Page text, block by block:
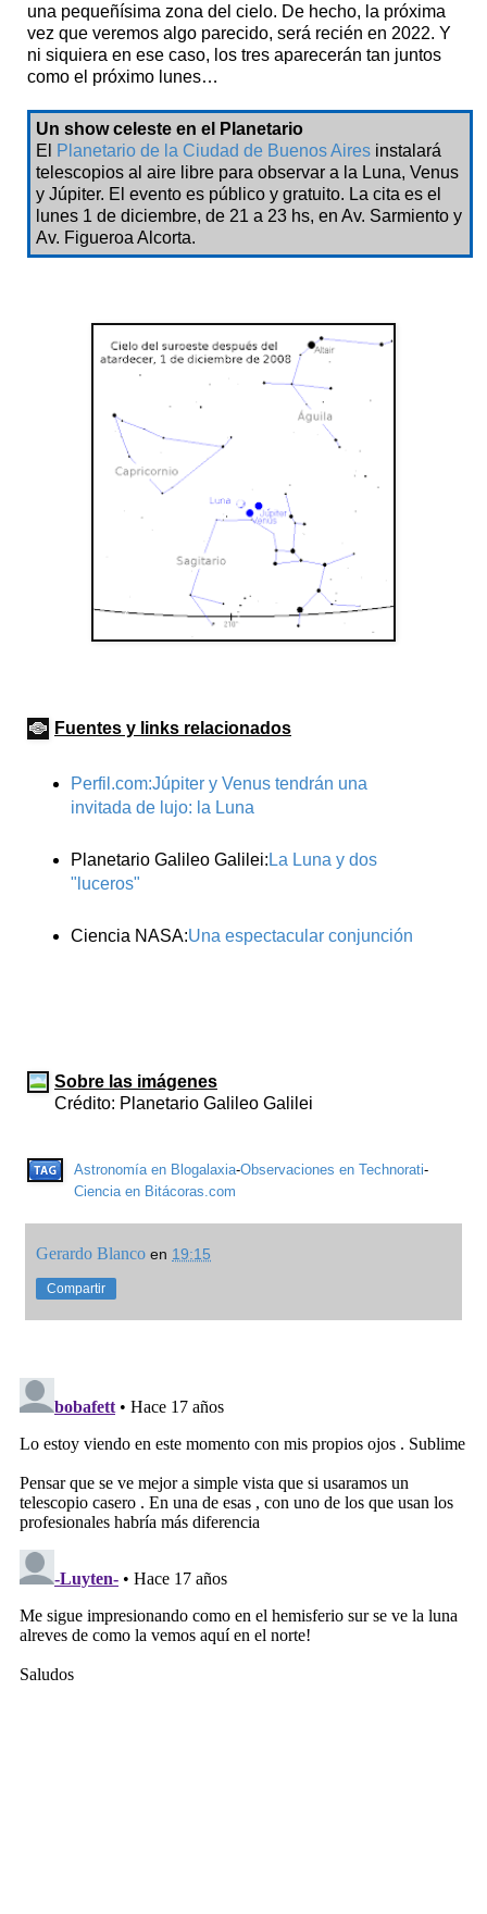
una pequeñísima zona del cielo. De hecho, la próxima
vez que veremos algo parecido, será recién en 2022. Y
ni siquiera en ese caso, los tres aparecerán tan juntos
como el próximo lunes…
Un show celeste en el Planetario
El
Planetario de la Ciudad de Buenos Aires instalará
telescopios al aire libre para observar a la Luna, Venus
y Júpiter. El evento es público y gratuito. La cita es el
lunes 1 de diciembre, de 21 a 23 hs, en Av. Sarmiento y
Av. Figueroa Alcorta.
Fuentes y links relacionados
Perfil.com:Júpiter y Venus tendrán una
invitada de lujo: la Luna
Planetario Galileo Galilei: La Luna y dos
"luceros"
Ciencia NASA:Una espectacular conjunción
Sobre las imágenes
Crédito: Planetario Galileo Galilei
Astronomía en Blogalaxia-Observaciones en Technorati-
Ciencia en Bitácoras.com
Gerardo Blanco en 19:15
Compartir